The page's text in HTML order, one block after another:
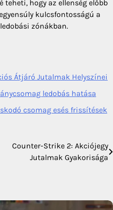
hogy az ellenség előbb
kulcsfontosságú a
zónákban.
Átjáró Jutalmak Helyszínei
ledobás hatása
csomag esés frissítések
Counter-Strike 2: Akciójegy
Jutalmak Gyakorisága